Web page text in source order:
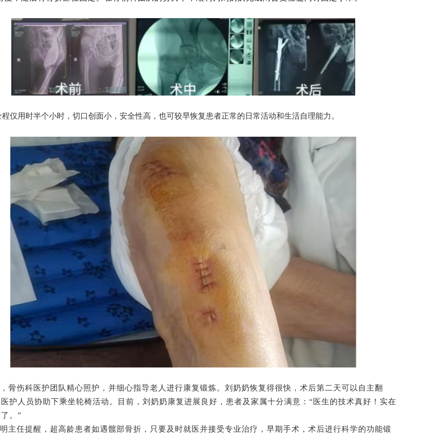
仅用时半个小时，切口创面小，安全性高，也可较早恢复患者正常的日常活动和生活自理能力。
骨伤科医护团队精心照护，并细心指导老人进行康复锻炼。刘奶奶恢复得很快，术后第二天可以自主翻
护人员协助下乘坐轮椅活动。目前，刘奶奶康复进展良好，患者及家属十分满意：“医生的技术真好！实在
。”
主任提醒，超高龄患者如遇髋部骨折，只要及时就医并接受专业治疗，早期手术，术后进行科学的功能锻